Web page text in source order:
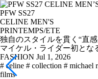
PFW SS27
CELINE MEN'S
PRINTEMPS/ETE
独自のスタイルを貫く“直
マイケル・ライダー初とな
FASHION Jul 1, 2026
# celine # collection # michael
films